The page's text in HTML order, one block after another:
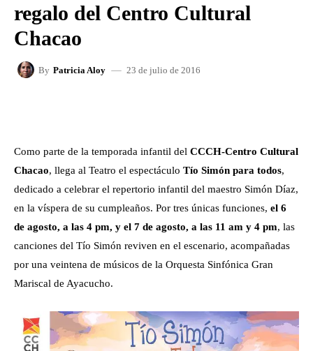
regalo del Centro Cultural
Chacao
By Patricia Aloy 23 de julio de 2016
Como parte de la temporada infantil del CCCH-Centro Cultural
Chacao, llega al Teatro el espectáculo Tío Simón para todos,
dedicado a celebrar el repertorio infantil del maestro Simón Díaz,
en la víspera de su cumpleaños. Por tres únicas funciones, el 6
de agosto, a las 4 pm, y el 7 de agosto, a las 11 am y 4 pm, las
canciones del Tío Simón reviven en el escenario, acompañadas
por una veintena de músicos de la Orquesta Sinfónica Gran
Mariscal de Ayacucho.